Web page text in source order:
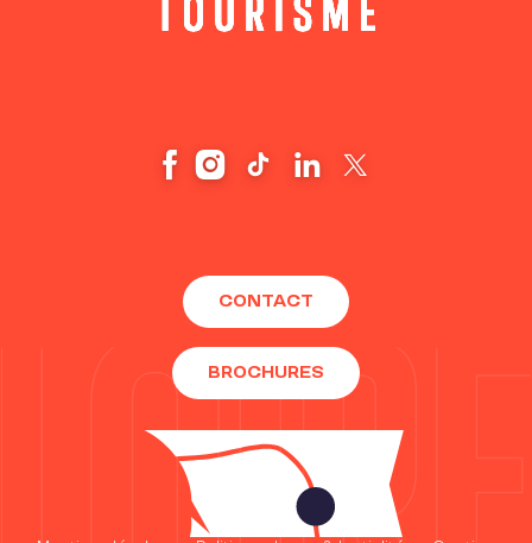
CONTACT
BROCHURES